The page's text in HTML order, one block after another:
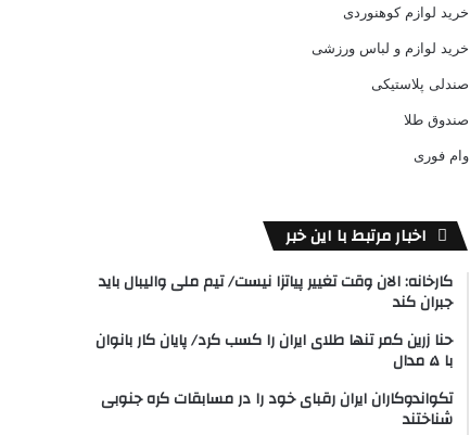
خرید لوازم کوهنوردی
خرید لوازم و لباس ورزشی
صندلی پلاستیکی
صندوق طلا
وام فوری
اخبار مرتبط با این خبر
کارخانه: الان وقت تغییر پیاتزا نیست/ تیم ملی والیبال باید
جبران کند
حنا زرین کمر تنها طلای ایران را کسب کرد/ پایان کار بانوان
با ۵ مدال
تکواندوکاران ایران رقبای خود را در مسابقات کره جنوبی
شناختند